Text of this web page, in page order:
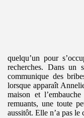
quelqu’un pour
recherches. Dans un
communique des
lorsque apparaît
maison et
remuants, une toute
aussitôt. Elle n’a pas le